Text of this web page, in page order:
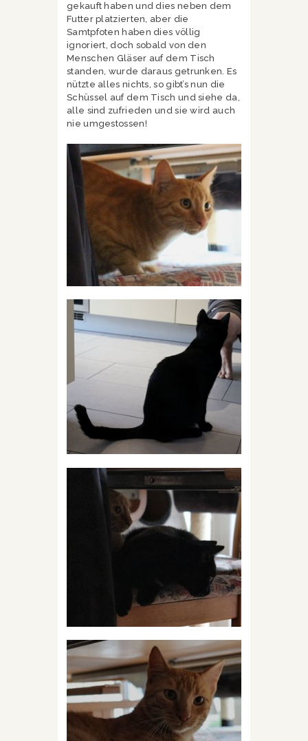
gekauft haben und dies neben dem
Futter platzierten, aber die
Samtpfoten haben dies völlig
ignoriert, doch sobald von den
Menschen Gläser auf dem Tisch
standen, wurde daraus getrunken. Es
nützte alles nichts, so gibt’s nun die
Schüssel auf dem Tisch und siehe da,
alle sind zufrieden und sie wird auch
nie umgestossen!